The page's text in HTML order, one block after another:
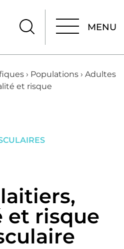
MENU
› Populations › Adultes
et risque
et risque